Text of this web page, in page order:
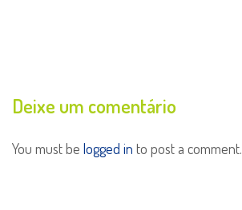
Deixe um comentário
You must be logged in to post a comment.